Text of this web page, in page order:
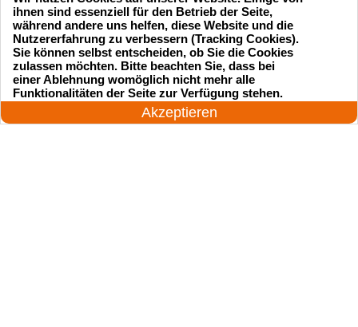
Startseite Einsatzgebiete
Preise
24 Stunden am Tag
Akzeptieren
ihnen sind essenziell für den Betrieb der Seite,
während andere uns helfen, diese Website und die
Nutzererfahrung zu verbessern (Tracking Cookies).
Sie können selbst entscheiden, ob Sie die Cookies
zulassen möchten. Bitte beachten Sie, dass bei
einer Ablehnung womöglich nicht mehr alle
Funktionalitäten der Seite zur Verfügung stehen.